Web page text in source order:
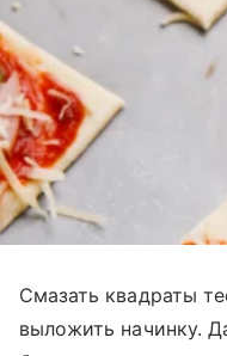
Смазать квадраты
выложить начинку.